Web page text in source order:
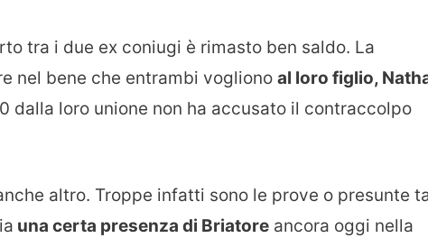
tra i due ex coniugi è rimasto ben saldo. La
nel bene che entrambi vogliono al loro figlio,
dalla loro unione non ha accusato il contraccolpo
altro. Troppe infatti sono le prove o presunte
una certa presenza di Briatore ancora oggi nella